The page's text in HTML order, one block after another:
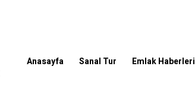
Anasayfa Sanal Tur Emlak Haberleri